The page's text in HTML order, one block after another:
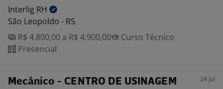
Interlig RH
São Leopoldo - RS
R$ 4.800,00 a R$ 4.900,00
Curso Técnico
Presencial
Mecânico - CENTRO DE USINAGEM 24 jul